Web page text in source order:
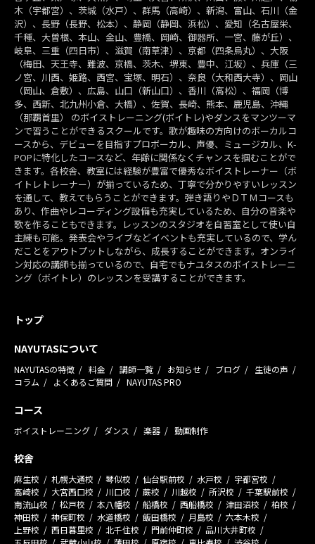
木（宇都宮）、茨城（水戸）、群馬（高崎）、新潟、富山、石川（金
沢）、長野（長野、松本）、静岡（静岡、浜松）、愛知（名古屋栄、
千種、大曽根、本山、金山、豊橋、岡崎、御器所、一宮、藤が丘）、
岐阜、三重（四日市）、滋賀（南草津）、京都（四条烏丸）、大阪
（梅田、天王寺、難波、京橋、茨木、堺東、豊中、江坂）、兵庫（三
ノ宮、川西、姫路、西宮、宝塚、明石）、奈良（大和西大寺）、岡山
（岡山、倉敷）、広島、山口（新山口）、香川（高松）、福岡（博
多、西新、北九州小倉、大橋）、佐賀、長崎、熊本、鹿児島、沖縄
（那覇首里） のボイストレーニング(ボイトレ)やダンスをマンツーマ
ンで習うことができるスクールです。歌が趣味の方向けのボーカルコ
ースから、デビューを目指すプロボーカル、声優、ミュージカル、K-
POPに特化したコースなど、年齢に関係なくチャンスを掴むことがで
きます。各校舎、教室には経験が豊富で優秀なボイストレーナー（ボ
イトレトレーナー）が揃っているため、丁寧で分かりやすいレッスン
を通して、教えてもらうことができます。弾き語りやＤＴＭコースも
あり、作曲やレコーディング設備も充実しているため、自分の音楽や
歌を作ることもできます。レッスンのスタジオを自習室として使い自
主練も可能。発表会やライブなどイベントも充実しているので、学ん
だことをアウトプットしながら、成長することができます。オンライ
ン対応の講師も揃っているので、自宅でもナユタスのボイストレーニ
ング（ボイトレ）のレッスンを受講することができます。
トップ
NAYUTASについて
NAYUTASの特徴 料金 講師一覧 お知らせ ブログ
生徒の声
コラム
よくあるご質問 NAYUTAS PRO
コース
ボイストレーニング ダンス 楽器 動画制作
校舎
麻生校 札幌大通校 琴似校 仙台駅前校 水戸校
宇都宮校
高崎校
大宮西口校 川口校 蕨校 川越校 所沢校
千葉駅前校
南流山校
松戸校 本八幡校 船橋校 西船橋校 津田沼校
柏校
神田校
神保町校 水道橋校 飯田橋校 月島校
六本木校
上野校
西日暮里校 北千住校 門前仲町校
品川大井町校